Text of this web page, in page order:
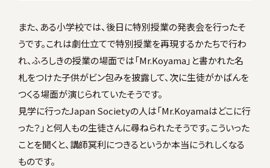
また、ある小学校では、後日に特別授業の発表会を行ったそ
うです。これは劇仕立てで特別授業を再現するかたちで行わ
れ、ふろしきの授業の場面では「Mr.Koyama」と書かれた名
札をつけた子供がビン包みを披露して、次に生徒がかばんを
つくる場面が演じられていたそうです。
見学に行ったJapan Societyの人は「Mr.Koyamaはどこに行
った？」と何人もの生徒さんに尋ねられたそうです。こういった
ことを聞くと、講師冥利につきるというか本当にうれしくなる
ものです。